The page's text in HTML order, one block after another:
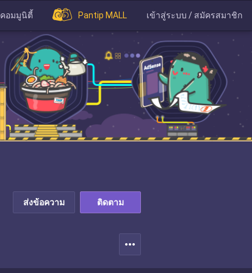
คอมมูนิตี้ Pantip MALL เข้าสู่ระบบ / สมัครสมาชิก
ส่งข้อความ ติดตาม
more_horiz